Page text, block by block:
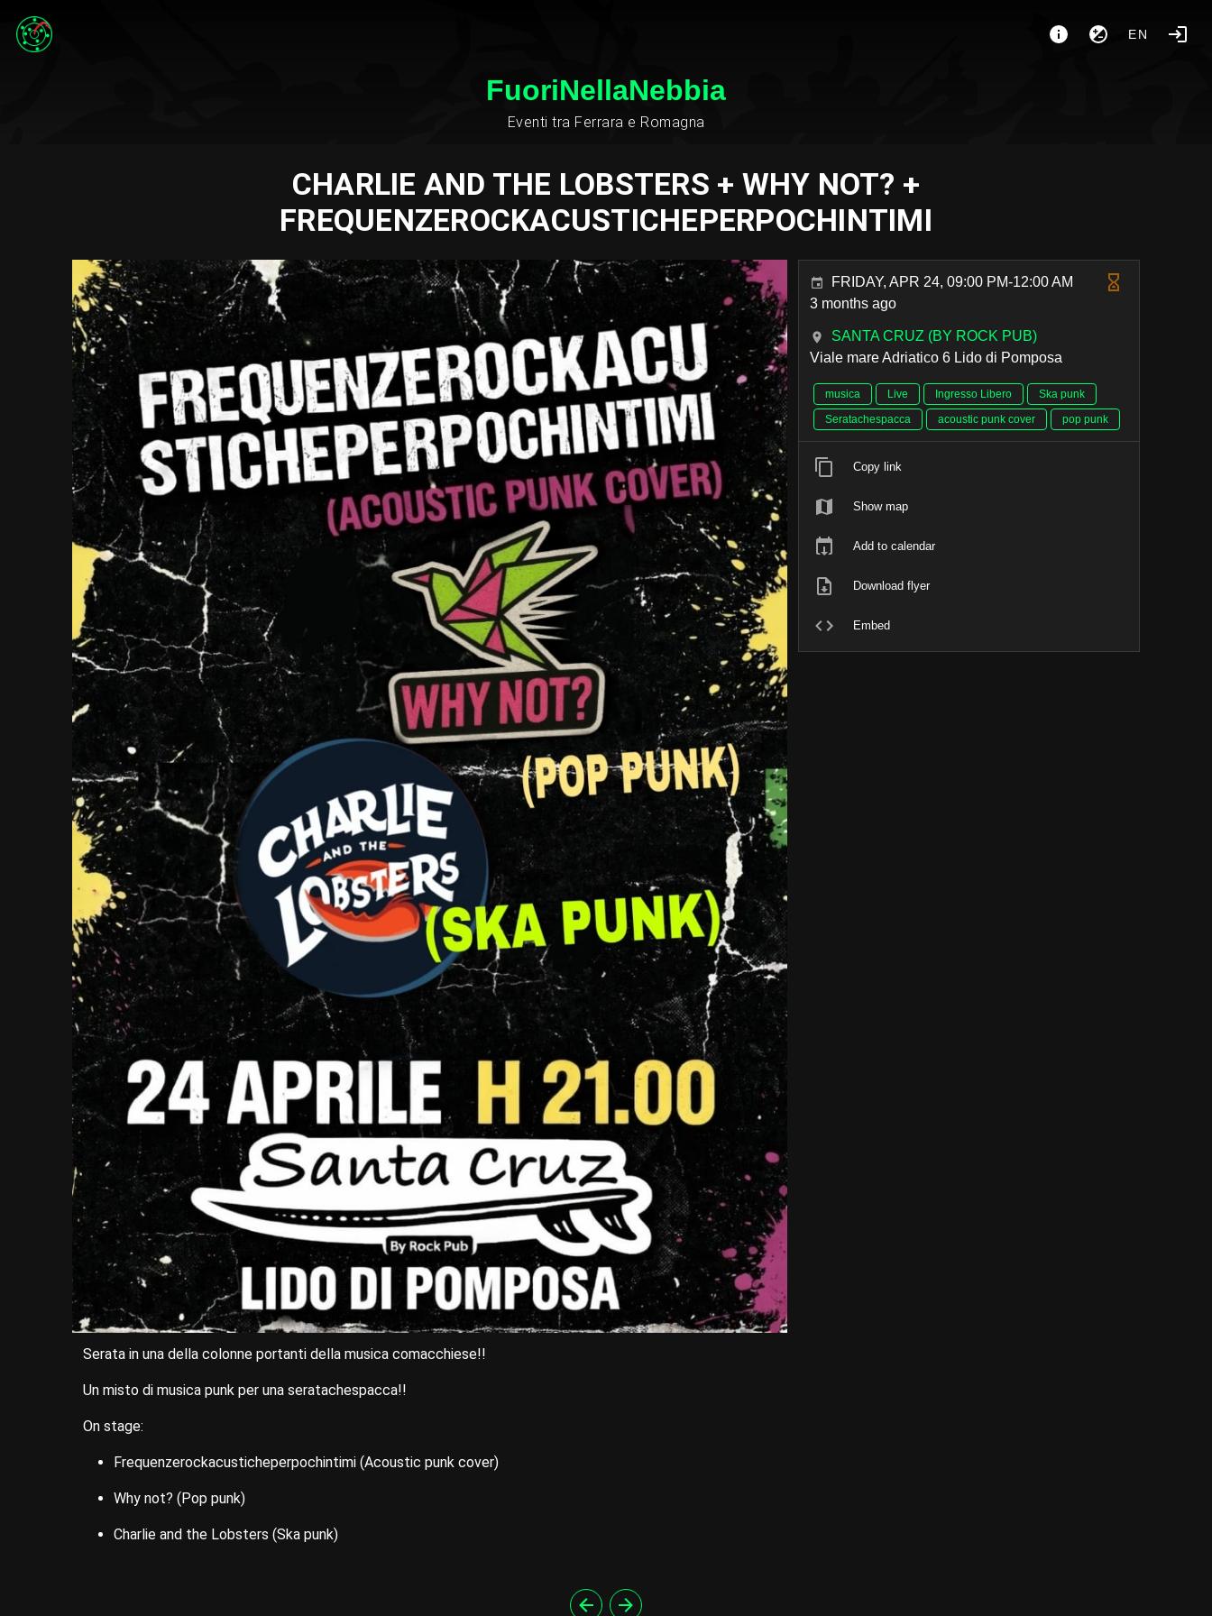
EN
FuoriNellaNebbia
Eventi tra Ferrara e Romagna
CHARLIE AND THE LOBSTERS + WHY NOT? +
FREQUENZEROCKACUSTICHEPERPOCHINTIMI
Serata in una della colonne portanti della musica comacchiese!!
Un misto di musica punk per una seratachespacca!!
On stage:
Frequenzerockacusticheperpochintimi (Acoustic punk cover)
Why not? (Pop punk)
Charlie and the Lobsters (Ska punk)
FRIDAY, APR 24, 09:00 PM-12:00 AM
3 months ago
SANTA CRUZ (BY ROCK PUB)
Viale mare Adriatico 6 Lido di Pomposa
musica Live Ingresso Libero
Ska punk
Seratachespacca
acoustic punk cover pop punk
Copy link
Show map
Add to calendar
Download flyer
Embed